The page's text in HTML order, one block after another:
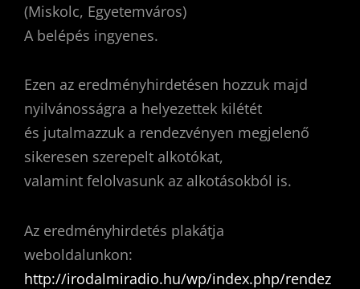
(Miskolc, Egyetemváros)
A belépés ingyenes.
Ezen az eredményhirdetésen hozzuk majd
nyilvánosságra a helyezettek kilétét
és jutalmazzuk a rendezvényen megjelenő
sikeresen szerepelt alkotókat,
valamint felolvasunk az alkotásokból is.
Az eredményhirdetés plakátja
weboldalunkon:
http://irodalmiradio.hu/wp/index.php/rendez